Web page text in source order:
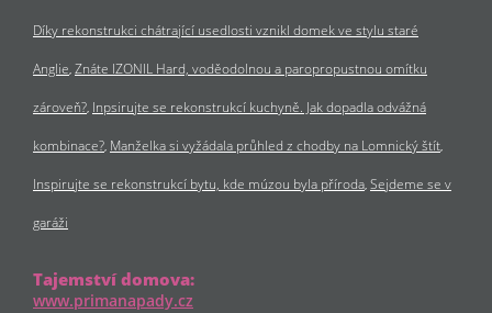
Díky rekonstrukci chátrající usedlosti vznikl domek ve stylu staré
Anglie Znáte IZONIL Hard, voděodolnou a paropropustnou omítku
zároveň? Inpsirujte se rekonstrukcí kuchyně. Jak dopadla odvážná
kombinace? Manželka si vyžádala průhled z chodby na Lomnický štít
Inspirujte se rekonstrukcí bytu, kde múzou byla příroda Sejdeme se v
garáži
Tajemství domova:
www.primanapady.cz